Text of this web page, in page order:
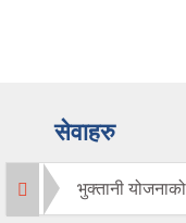
सेवाहरु
भुक्तानी